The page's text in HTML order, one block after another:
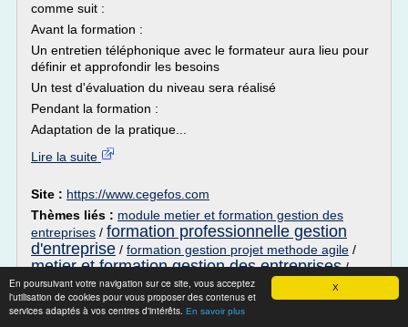
X
En poursuivant votre navigation sur ce site, vous acceptez
l'utilisation de cookies pour vous proposer des contenus et
services adaptés à vos centres d'intérêts. En savoir plus
comme suit :
Avant la formation :
Un entretien téléphonique avec le formateur aura lieu pour
définir et approfondir les besoins
Un test d'évaluation du niveau sera réalisé
Pendant la formation :
Adaptation de la pratique...
Lire la suite
Site : https://www.cegefos.com
Thèmes liés : module metier et formation gestion des
entreprises / formation professionnelle gestion
d'entreprise / formation gestion projet methode agile /
metier et formation gestion des entreprises/
gestion d'entreprise formation
Conduite d'un projet informatique |